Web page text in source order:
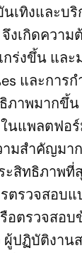
เทิงและบ
งเกิดความ
ร่งขึ้น และ
และการ
ภาพมากขึ้
นแพลตฟอ
มสำคัญมา
ะสิทธิภาพ
ตรวจสอบแ
อตรวจสอบ
ปฏิบัติงาน